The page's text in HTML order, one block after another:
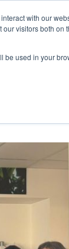
with our
visitors both on
be used in your